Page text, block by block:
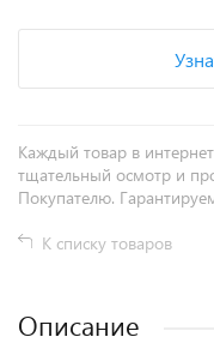
Каждый товар в
тщательный осмотр и
Покупателю.
К списку товаров
Описание